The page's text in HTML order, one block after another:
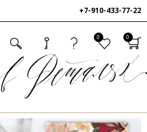
+7-910-433-77-22
0 0